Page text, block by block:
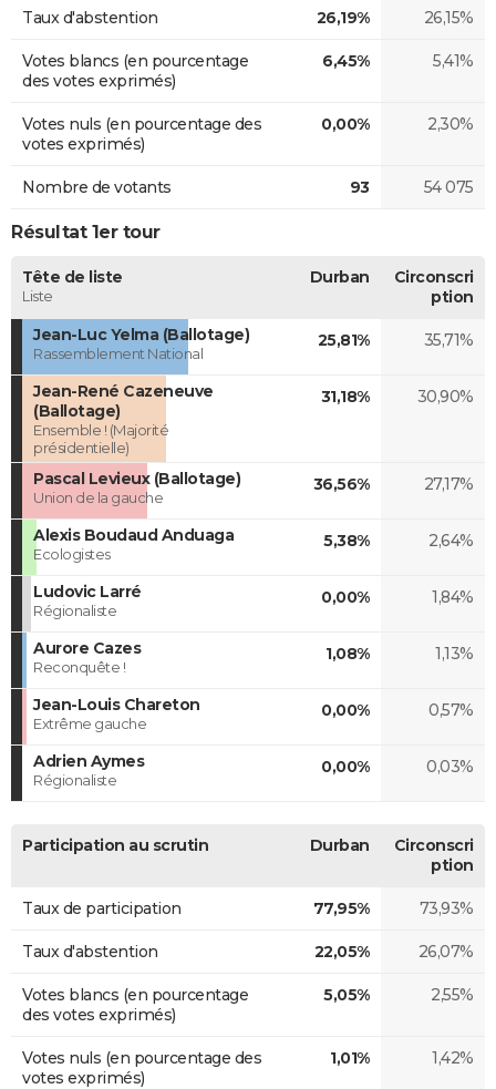
Taux d'abstention 26,19% 26,15%
Votes blancs (en pourcentage
des votes exprimés)
6,45% 5,41%
Votes nuls (en pourcentage des
votes exprimés)
0,00% 2,30%
Nombre de votants 93 54 075
Résultat 1er tour
Tête de liste
Liste
Durban
Circonscri
ption
Jean-Luc Yelma (Ballotage)
Rassemblement National
25,81% 35,71%
Jean-René Cazeneuve
(Ballotage)
Ensemble ! (Majorité
présidentielle)
31,18% 30,90%
Pascal Levieux (Ballotage)
Union de la gauche
36,56% 27,17%
Alexis Boudaud Anduaga
Ecologistes
5,38% 2,64%
Ludovic Larré
Régionaliste
0,00% 1,84%
Aurore Cazes
Reconquête !
1,08% 1,13%
Jean-Louis Chareton
Extrême gauche
0,00% 0,57%
Adrien Aymes
Régionaliste
0,00% 0,03%
Participation au scrutin Durban
Circonscri
ption
Taux de participation 77,95% 73,93%
Taux d'abstention 22,05% 26,07%
Votes blancs (en pourcentage
des votes exprimés)
5,05% 2,55%
Votes nuls (en pourcentage des
votes exprimés)
1,01% 1,42%